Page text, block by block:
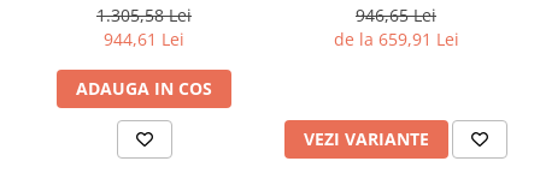
1.305,58 Lei
944,61 Lei
ADAUGA IN COS
946,65 Lei
de la 659,91 Lei
VEZI VARIANTE